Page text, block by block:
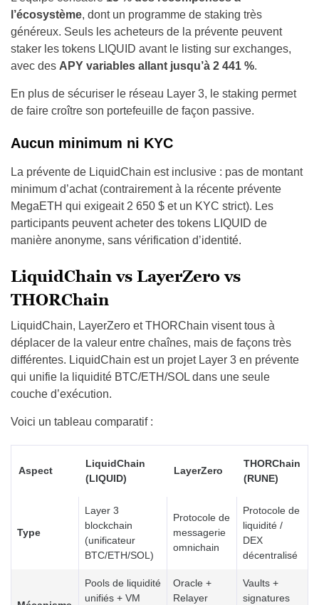
l’écosystème, dont un programme de staking très
généreux. Seuls les acheteurs de la prévente peuvent
staker les tokens LIQUID avant le listing sur exchanges,
avec des APY variables allant jusqu’à 2 441 %.
En plus de sécuriser le réseau Layer 3, le staking permet
de faire croître son portefeuille de façon passive.
Aucun minimum ni KYC
La prévente de LiquidChain est inclusive : pas de montant
minimum d’achat (contrairement à la récente prévente
MegaETH qui exigeait 2 650 $ et un KYC strict). Les
participants peuvent acheter des tokens LIQUID de
manière anonyme, sans vérification d’identité.
LiquidChain vs LayerZero vs
THORChain
LiquidChain, LayerZero et THORChain visent tous à
déplacer de la valeur entre chaînes, mais de façons très
différentes. LiquidChain est un projet Layer 3 en prévente
qui unifie la liquidité BTC/ETH/SOL dans une seule
couche d’exécution.
Voici un tableau comparatif :
Aspect
LiquidChain
(LIQUID)
LayerZero
THORChain
(RUNE)
Type
Layer 3
blockchain
(unificateur
BTC/ETH/SOL)
Protocole de
messagerie
omnichain
Protocole de
liquidité /
DEX
décentralisé
Pools de liquidité
unifiés + VM
Oracle +
Relayer
Vaults +
signatures